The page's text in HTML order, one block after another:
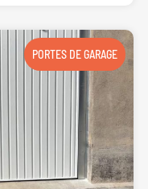
PORTES DE GARAGE